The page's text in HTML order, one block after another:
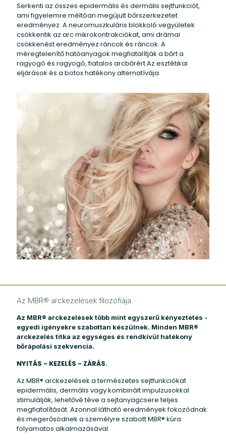
Serkenti az összes epidermális és dermális sejtfunkciót,
ami figyelemre méltóan megújult bőrszerkezetet
eredményez. A neuromuszkuláris blokkoló vegyületek
csökkentik az arc mikrokontrakciókat, ami drámai
csökkenést eredményez ráncok és ráncok. A
méregtelenítő hatóanyagok megfiatalítják a bőrt a
ragyogó és ragyogó, fiatalos arcbőrért.Az esztétikai
eljárások és a botox hatékony alternatívája.
Az MBR® arckezelések filozófiája
Az MBR® arckezelések több mint egyszerű kényeztetés -
egyedi igényekre szabottan készülnek. Minden MBR®
arckezelés titka az egységes és rendkívül hatékony
bőrápolási szekvencia.
NYITÁS - KEZELÉS - ZÁRÁS.
Az MBR® arckezelések a természetes sejtfunkciókat
epidermális, dermális vagy kombinált impulzusokkal
stimulálják, lehetővé téve a sejtanyagcsere teljes
megfiatalítását. Azonnal látható eredmények fokozódnak
és megerősödnek a személyre szabott MBR® kúra
folyamatos alkalmazásával.